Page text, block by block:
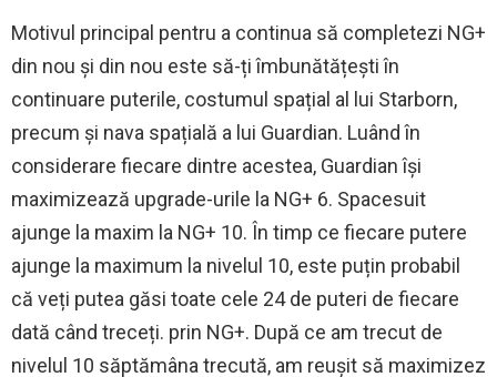
Motivul principal pentru a continua să completezi NG+
din nou și din nou este să-ți îmbunătățești în
continuare puterile, costumul spațial al lui Starborn,
precum și nava spațială a lui Guardian. Luând în
considerare fiecare dintre acestea, Guardian își
maximizează upgrade-urile la NG+ 6. Spacesuit
ajunge la maxim la NG+ 10. În timp ce fiecare putere
ajunge la maximum la nivelul 10, este puțin probabil
că veți putea găsi toate cele 24 de puteri de fiecare
dată când treceți. prin NG+. După ce am trecut de
nivelul 10 săptămâna trecută, am reușit să maximizez